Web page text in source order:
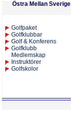
Östra Mellan Sverige
Golfpaket
Golfklubbar
Golf & Konferens
Golfklubb
Medlemskap
Instruktörer
Golfskolor